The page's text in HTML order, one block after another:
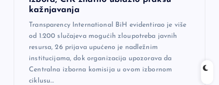
kažnjavanja
Transparency International BiH evidentirao je više
od 1.200 slučajeva mogućih zloupotreba javnih
resursa, 26 prijava upućeno je nadležnim
institucijama, dok organizacija upozorava da
Centralna izborna komisija u ovom izbornom
ciklusu…